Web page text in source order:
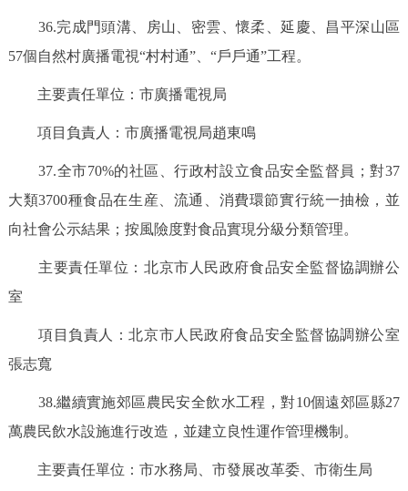
36.完成門頭溝、房山、密雲、懷柔、延慶、昌平深山區
57個自然村廣播電視“村村通”、“戶戶通”工程。
主要責任單位：市廣播電視局
項目負責人：市廣播電視局趙東鳴
37.全市70%的社區、行政村設立食品安全監督員；對37
大類3700種食品在生産、流通、消費環節實行統一抽檢，並
向社會公示結果；按風險度對食品實現分級分類管理。
主要責任單位：北京市人民政府食品安全監督協調辦公
室
項目負責人：北京市人民政府食品安全監督協調辦公室
張志寬
38.繼續實施郊區農民安全飲水工程，對10個遠郊區縣27
萬農民飲水設施進行改造，並建立良性運作管理機制。
主要責任單位：市水務局、市發展改革委、市衛生局